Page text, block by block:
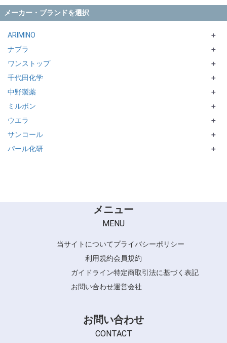
メーカー・ブランドを選択
ARIMINO
DESIGN DIRECT
COSME CURL
COSME CREAM
QUOLINE
＋
ナプラ
N. シリーズ
CARETECT HB シリーズ
ECORTE シリーズ
ut-et
＋
ワンストップ
ビカク
＋
千代田化学
EUREKAシリーズ
＋
中野製薬
CURLX
MARCCONTI
＋
ミルボン
PERSOCIA LIVENOBLE
PREJUME シリーズ
＋
ウエラ
Fede
STYLEFORM／WELLA STRATE
＋
サンコール
R-21
＋
パール化研
＋
メニュー
MENU
当サイトについてプライバシーポリシー
利用規約会員規約
ガイドライン特定商取引法に基づく表記
お問い合わせ運営会社
お問い合わせ
CONTACT